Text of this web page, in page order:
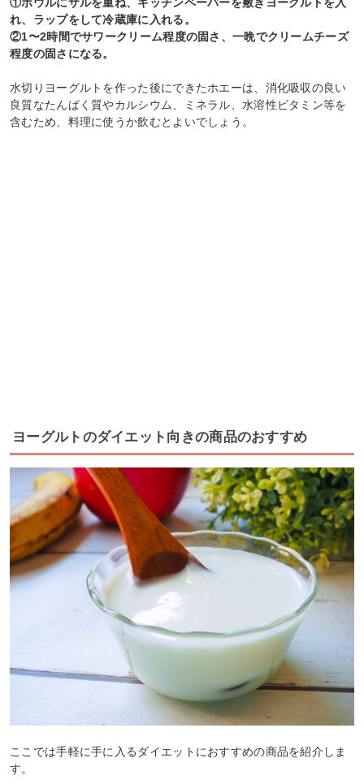
①ボウルにザルを重ね、キッチンペーパーを敷きヨーグルトを入
れ、ラップをして冷蔵庫に入れる。
②1〜2時間でサワークリーム程度の固さ、一晩でクリームチーズ
程度の固さになる。
水切りヨーグルトを作った後にできたホエーは、消化吸収の良い
良質なたんぱく質やカルシウム、ミネラル、水溶性ビタミン等を
含むため、料理に使うか飲むとよいでしょう。
ヨーグルトのダイエット向きの商品のおすすめ
ここでは手軽に手に入るダイエットにおすすめの商品を紹介しま
す。